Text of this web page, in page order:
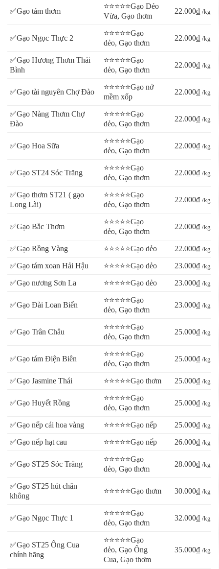
✅Gạo tám thơm
⭐⭐⭐⭐⭐Gạo Dẻo
Vừa, Gạo thơm
22.000₫ /kg
✅Gạo Ngọc Thực 2
⭐⭐⭐⭐⭐Gạo
dẻo, Gạo thơm
22.000₫ /kg
✅Gạo Hương Thơm Thái
Bình
⭐⭐⭐⭐⭐Gạo
dẻo, Gạo thơm
22.000₫ /kg
✅Gạo tài nguyên Chợ Đào
⭐⭐⭐⭐⭐Gạo nở
mềm xốp
22.000₫ /kg
✅Gạo Nàng Thơm Chợ
Đào
⭐⭐⭐⭐⭐Gạo
dẻo, Gạo thơm
22.000₫ /kg
✅Gạo Hoa Sữa
⭐⭐⭐⭐⭐Gạo
dẻo, Gạo thơm
22.000₫ /kg
✅Gạo ST24 Sóc Trăng
⭐⭐⭐⭐⭐Gạo
dẻo, Gạo thơm
22.000₫ /kg
✅Gạo thơm ST21 ( gạo
Long Lài)
⭐⭐⭐⭐⭐Gạo
dẻo, Gạo thơm
22.000₫ /kg
✅Gạo Bắc Thơm
⭐⭐⭐⭐⭐Gạo
dẻo, Gạo thơm
22.000₫ /kg
✅Gạo Rồng Vàng ⭐⭐⭐⭐⭐Gạo dẻo 22.000₫ /kg
✅Gạo tám xoan Hải Hậu ⭐⭐⭐⭐⭐Gạo dẻo 23.000₫ /kg
✅Gạo nương Sơn La ⭐⭐⭐⭐⭐Gạo dẻo 23.000₫ /kg
✅Gạo Đài Loan Biển
⭐⭐⭐⭐⭐Gạo
dẻo, Gạo thơm
23.000₫ /kg
✅Gạo Trân Châu
⭐⭐⭐⭐⭐Gạo
dẻo, Gạo thơm
25.000₫ /kg
✅Gạo tám Điện Biên
⭐⭐⭐⭐⭐Gạo
dẻo, Gạo thơm
25.000₫ /kg
✅Gạo Jasmine Thái ⭐⭐⭐⭐⭐Gạo thơm 25.000₫ /kg
✅Gạo Huyết Rồng
⭐⭐⭐⭐⭐Gạo
dẻo, Gạo thơm
25.000₫ /kg
✅Gạo nếp cái hoa vàng ⭐⭐⭐⭐⭐Gạo nếp 25.000₫ /kg
✅Gạo nếp hạt cau ⭐⭐⭐⭐⭐Gạo nếp 26.000₫ /kg
✅Gạo ST25 Sóc Trăng
⭐⭐⭐⭐⭐Gạo
dẻo, Gạo thơm
28.000₫ /kg
✅Gạo ST25 hút chân
không
⭐⭐⭐⭐⭐Gạo thơm 30.000₫ /kg
✅Gạo Ngọc Thực 1
⭐⭐⭐⭐⭐Gạo
dẻo, Gạo thơm
32.000₫ /kg
✅Gạo ST25 Ông Cua
chính hãng
⭐⭐⭐⭐⭐Gạo
dẻo, Gạo Ông
Cua, Gạo thơm
35.000₫ /kg